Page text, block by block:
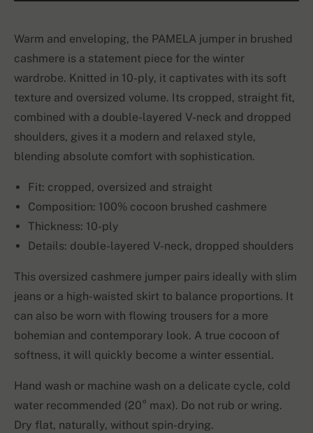
Warm and enveloping, the PAMELA jumper in brushed
cashmere is a statement piece for the winter
wardrobe. Knitted in 10-ply, it captivates with its soft
texture and oversized volume. Its cropped, straight fit,
combined with a double-layered V-neck and dropped
shoulders, gives it a modern and relaxed style,
blending absolute comfort with sophistication.
Fit: cropped, oversized and straight
Composition: 100% cocoon brushed cashmere
Thickness: 10-ply
Details: double-layered V-neck, dropped shoulders
This oversized cashmere jumper pairs ideally with slim
jeans or a high-waisted skirt to balance proportions. It
can also be worn with flowing trousers for a more
bohemian and contemporary look. A true cocoon of
softness, it will quickly become a winter essential.
Hand wash or machine wash on a delicate cycle, cold
water recommended (20° max). Do not rub or wring.
Dry flat, naturally, without spin-drying.